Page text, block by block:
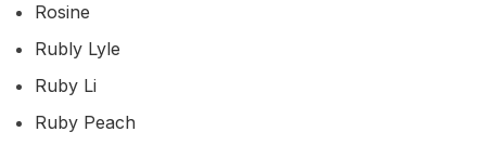
Rosine
Rubly Lyle
Ruby Li
Ruby Peach